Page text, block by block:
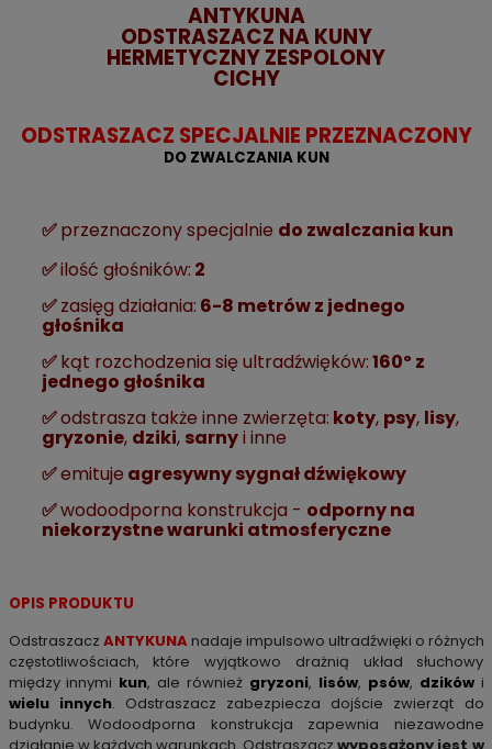
ANTYKUNA
ODSTRASZACZ NA KUNY
HERMETYCZNY ZESPOLONY
CICHY
ODSTRASZACZ SPECJALNIE PRZEZNACZONY
DO ZWALCZANIA KUN
✅przeznaczony specjalnie do zwalczania kun
✅ilość głośników: 2
✅zasięg działania: 6-8 metrów z jednego
głośnika
✅kąt rozchodzenia się ultradźwięków:160º z
jednego głośnika
✅odstrasza także inne zwierzęta: koty, psy, lisy,
gryzonie, dziki, sarnyi inne
✅emituje agresywny sygnał dźwiękowy
✅wodoodporna konstrukcja - odporny na
niekorzystne warunki atmosferyczne
OPIS PRODUKTU
Odstraszacz ANTYKUNAnadaje impulsowo ultradźwięki o różnych
częstotliwościach, które wyjątkowo drażnią układ słuchowy
między innymi kun, ale również gryzoni, lisów, psów, dzikówi
wielu innych. Odstraszacz zabezpiecza dojście zwierząt do
budynku. Wodoodporna konstrukcja zapewnia niezawodne